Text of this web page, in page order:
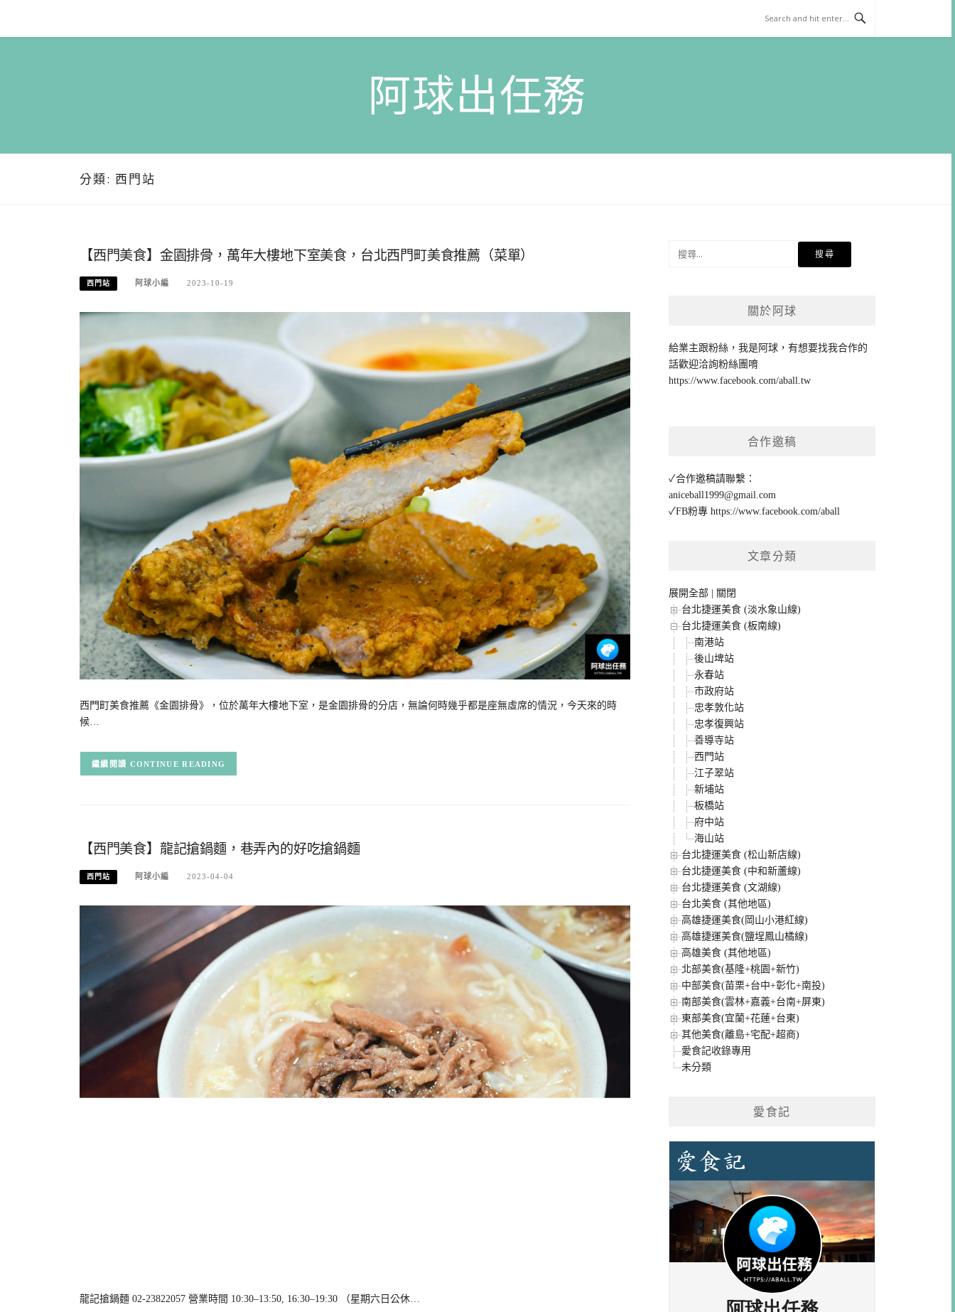
content
阿球出任務
分類: 西門站
【西門美食】金園排骨，萬年大樓地下室美食，台北西門町美食推薦（菜單）
西門站 阿球小編 2023-10-19
西門町美食推薦《金園排骨》，位於萬年大樓地下室，是金園排骨的分店，無論何時幾乎都是座無虛席的情況，今天來的時
候…
CONTINUE READING
【西門美食】龍記搶鍋麵，巷弄內的好吃搶鍋麵
西門站 阿球小編 2023-04-04
龍記搶鍋麵 02-23822057 營業時間 10:30–13:50, 16:30–19:30 （星期六日公休…
關於阿球
給業主跟粉絲，我是阿球，有想要找我合作的
話歡迎洽詢粉絲團唷
https://www.facebook.com/aball.tw
合作邀稿
✓合作邀稿請聯繫：
aniceball1999@gmail.com
✓FB粉專https://www.facebook.com/aball
文章分類
展開全部
關閉
台北捷運美食 (淡水象山線)
台北捷運美食 (板南線)
南港站
後山埤站
永春站
市政府站
忠孝敦化站
忠孝復興站
善導寺站
西門站
江子翠站
新埔站
板橋站
府中站
海山站
台北捷運美食 (松山新店線)
台北捷運美食 (中和新蘆線)
台北捷運美食 (文湖線)
台北美食 (其他地區)
高雄捷運美食(岡山小港紅線)
高雄捷運美食(鹽埕鳳山橘線)
高雄美食 (其他地區)
北部美食(基隆+桃園+新竹)
中部美食(苗栗+台中+彰化+南投)
南部美食(雲林+嘉義+台南+屏東)
東部美食(宜蘭+花蓮+台東)
其他美食(離島+宅配+超商)
愛食記收錄專用
未分類
愛食記